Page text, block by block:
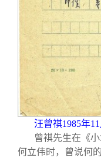
汪曾祺1985年
曾祺先生在《
何立伟时，曾说何